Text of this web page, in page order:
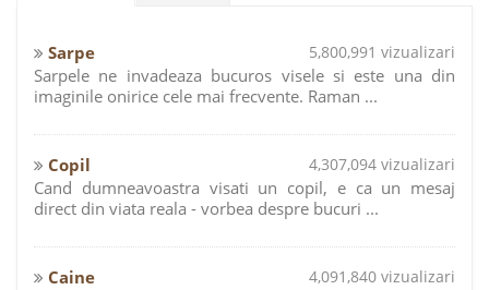
Sarpe 5,800,991 vizualizari
Sarpele ne invadeaza bucuros visele si este una din
imaginile onirice cele mai frecvente. Raman ...
Copil 4,307,094 vizualizari
Cand dumneavoastra visati un copil, e ca un mesaj
direct din viata reala - vorbea despre bucuri ...
Caine 4,091,840 vizualizari